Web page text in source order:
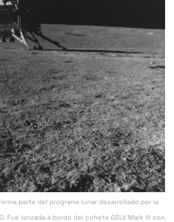
parte del programa lunar desarrollado por la
Fue lanzada a bordo del cohete GSLV Mark III con